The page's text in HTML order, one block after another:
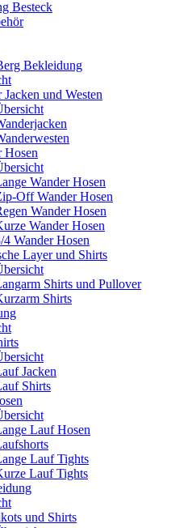
Besteck
Bekleidung
Jacken und Westen
Hosen
Wander Hosen
Off Wander Hosen
Wander Hosen
Wander Hosen
4 Wander Hosen
Layer und Shirts
Shirts und Pullover
Shirts
Jacken
Shirts
Lauf Hosen
Lauf Tights
Lauf Tights
und Shirts